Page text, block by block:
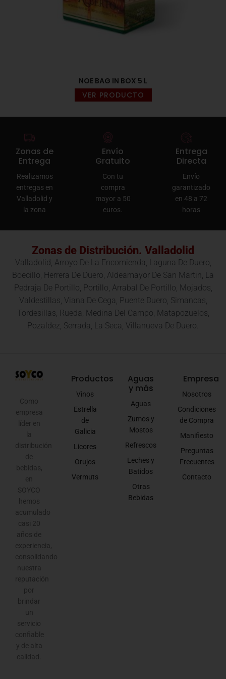
NOE BAG IN BOX 5 L
VER PRODUCTO
Zonas de
Entrega
Realizamos
entregas en
Valladolid y
la zona
Envío
Gratuito
Con tu
compra
mayor a 50
euros.
Entrega
Directa
Envío
garantizado
en 48 a 72
horas
Zonas de Distribución. Valladolid
Valladolid, Arroyo De La Encomienda, Laguna De Duero,
Boecillo, Herrera De Duero, Aldeamayor De San Martin, La
Pedraja De Portillo, Portillo, Arrabal De Portillo, Mojados,
Valdestillas, Viana De Cega, Puente Duero, Simancas,
Tordesillas, Rueda, Medina Del Campo, Matapozuelos,
Pozaldez, Serrada, La Seca, Villanueva De Duero.
Como
empresa
líder en
la
distribución
de
bebidas,
en
SOYCO
hemos
acumulado
casi 20
años de
experiencia,
consolidando
nuestra
reputación
por
brindar
un
servicio
confiable
y de alta
calidad.
Productos
Vinos
Estrella
de
Galicia
Licores
Orujos
Vermuts
Aguas
y más
Aguas
Zumos y
Mostos
Refrescos
Leches y
Batidos
Otras
Bebidas
Empresa
Nosotros
Condiciones
de Compra
Manifiesto
Preguntas
Frecuentes
Contacto